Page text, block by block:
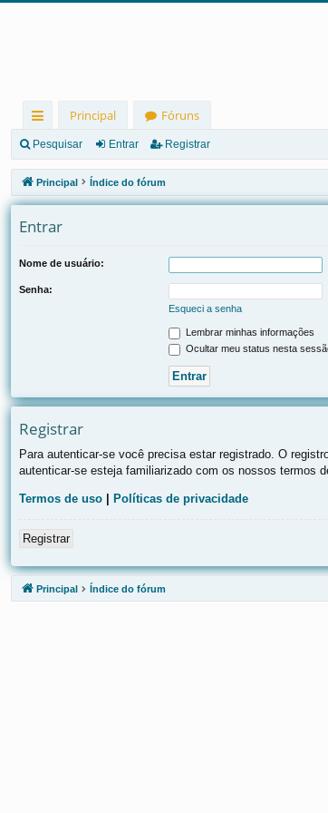
in
ks
rá
pi
os
Principal
Fóruns
Pesquisar Entrar Registrar
Principal Índice do fórum
Entrar
Nome de usuário:
Senha:
Esqueci a senha
Lembrar minhas informações
Ocultar meu status nesta
Registrar
Para autenticar-se você precisa estar registrado. O
autenticar-se esteja familiarizado com os nossos termos
Termos de uso Políticas de privacidade
Registrar
Principal Índice do fórum